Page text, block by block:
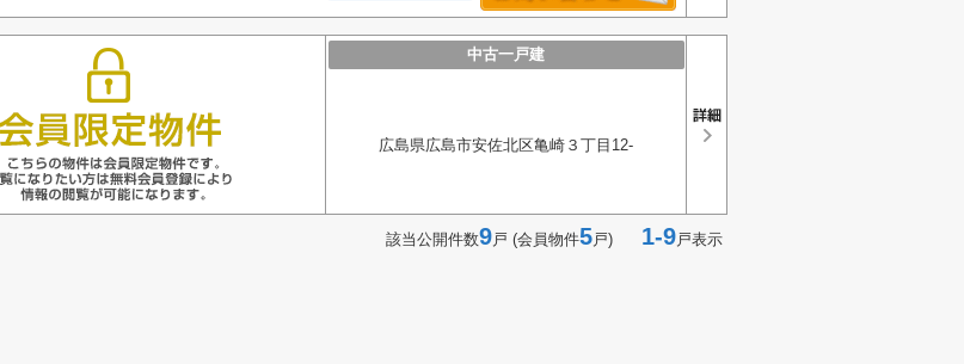
中古一戸建
広島県広島市安佐北区亀崎３丁目12-
該当公開件数9戸 (会員物件5戸) 1-9戸表示